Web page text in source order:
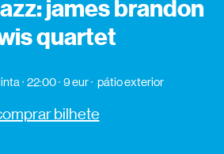
james brandon
quartet
22:00 9 eur pátio exterior
bilhete